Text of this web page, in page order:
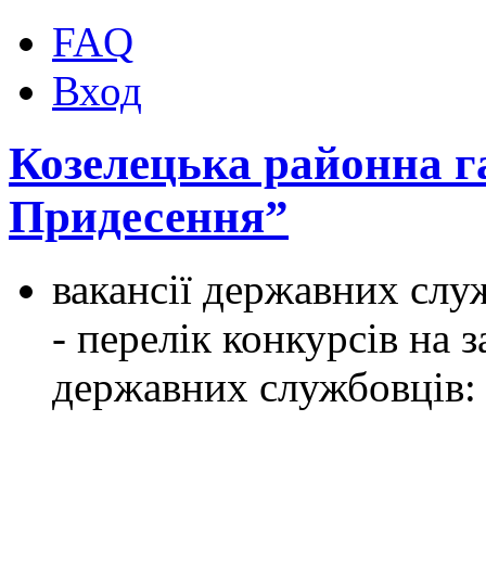
FAQ
Вход
Козелецька районна
Придесення”
вакансії державних
- перелік конкурсів на
державних службовців: